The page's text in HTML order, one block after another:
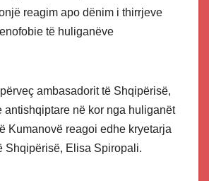
reagim apo dënim i thirrjeve
të huliganëve
ambasadorit të Shqipërisë,
antishqiptare në kor nga huliganët
Kumanovë reagoi edhe kryetarja
Shqipërisë, Elisa Spiropali.